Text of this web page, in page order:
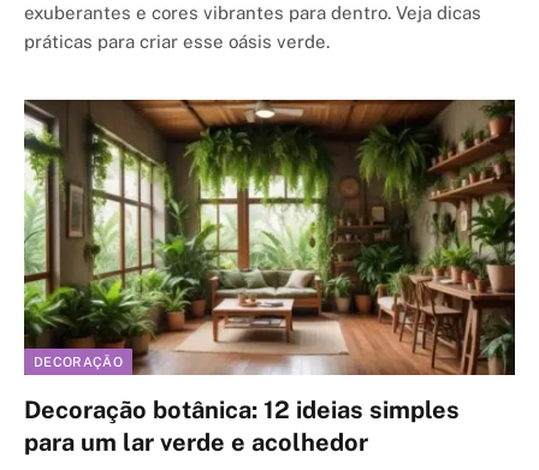
exuberantes e cores vibrantes para dentro. Veja dicas
práticas para criar esse oásis verde.
DECORAÇÃO
Decoração botânica: 12 ideias simples
para um lar verde e acolhedor